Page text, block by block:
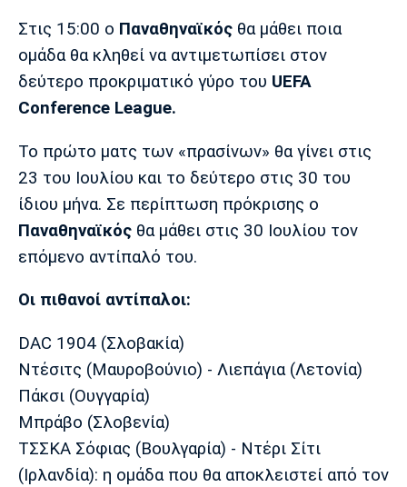
Πολιτισμός
Τραγούδια
Cine Spot
Media
Παρασκήνιο
Πρόγραμμα TV
Κηφισιά Πανσερραϊκός
Μπαρτσελόνα
Ρεάλ
Μαδρίτης
Ατλέτικο
Μαδρίτης
Μάντσεστερ
Τσέλσι
Λίβερπουλ
Στις 15:00 ο Παναθηναϊκός θα μάθει ποια
ομάδα θα κληθεί να αντιμετωπίσει στον
δεύτερο προκριματικό γύρο του UEFA
Conference League.
Το πρώτο ματς των «πρασίνων» θα γίνει στις
23 του Ιουλίου και το δεύτερο στις 30 του
ίδιου μήνα. Σε περίπτωση πρόκρισης ο
Παναθηναϊκός θα μάθει στις 30 Ιουλίου τον
επόμενο αντίπαλό του.
Οι πιθανοί αντίπαλοι:
DAC 1904 (Σλοβακία)
Ντέσιτς (Μαυροβούνιο) - Λιεπάγια (Λετονία)
Πάκσι (Ουγγαρία)
Μπράβο (Σλοβενία)
ΤΣΣΚΑ Σόφιας (Βουλγαρία) - Ντέρι Σίτι
(Ιρλανδία): η ομάδα που θα αποκλειστεί από τον